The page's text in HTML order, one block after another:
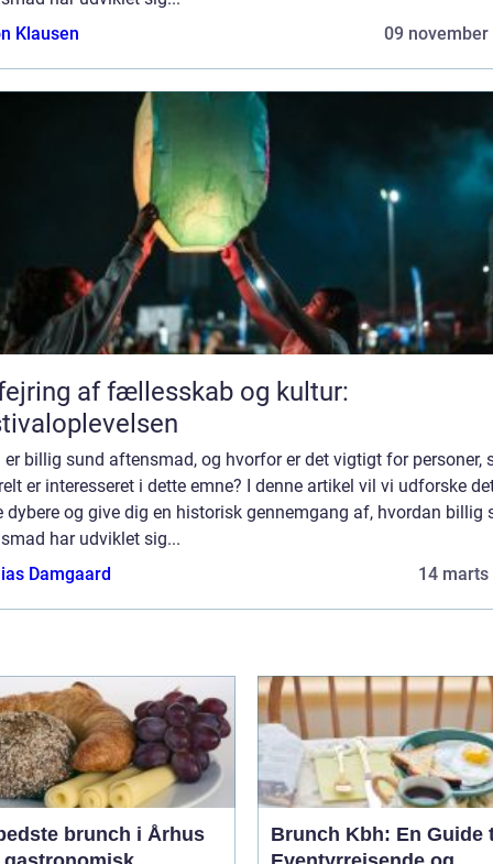
Klausen
09 november
af fællesskab og kultur:
er billig sund aftensmad, og hvorfor er det vigtigt for personer,
er interesseret i dette emne? I denne artikel vil vi udforske
dybere og give dig en historisk gennemgang af, hvordan billig
har udviklet sig...
Damgaard
14 marts
brunch i Århus
Brunch Kbh: En Guide